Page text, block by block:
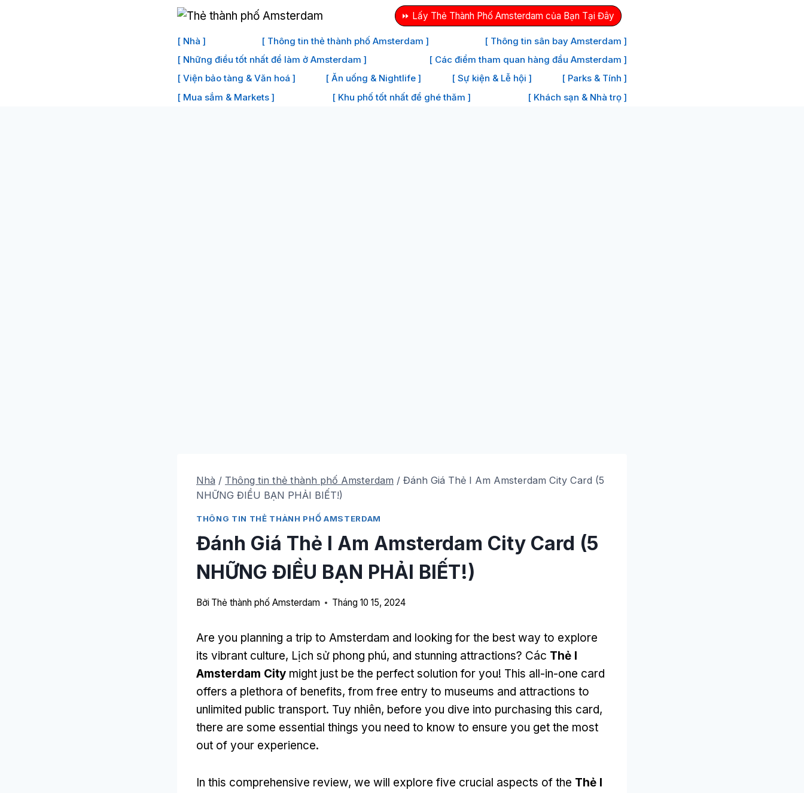
⏩ Lấy Thẻ Thành Phố Amsterdam của Bạn Tại Đây
[ Nhà ] [ Thông tin thẻ thành phố Amsterdam ]
[ Thông tin sân bay Amsterdam ]
[ Những điều tốt nhất để làm ở Amsterdam ]
[ Các điểm tham quan hàng đầu Amsterdam ]
[ Viện bảo tàng & Văn hoá ]
[ Ăn uống & Nightlife ] [ Sự kiện & Lễ hội ]
[ Parks & Tính ]
[ Mua sắm & Markets ]
[ Khu phố tốt nhất để ghé thăm ] [ Khách sạn & Nhà trọ ]
Nhà / Thông tin thẻ thành phố Amsterdam / Đánh Giá Thẻ I Am Amsterdam City Card (5
NHỮNG ĐIỀU BẠN PHẢI BIẾT!)
THÔNG TIN THẺ THÀNH PHỐ AMSTERDAM
Đánh Giá Thẻ I Am Amsterdam City Card (5
NHỮNG ĐIỀU BẠN PHẢI BIẾT!)
Bởi Thẻ thành phố Amsterdam Tháng 10 15, 2024
Are you planning a trip to Amsterdam and looking for the best way to explore
its vibrant culture, Lịch sử phong phú, and stunning attractions? Các Thẻ I
Amsterdam City might just be the perfect solution for you! This all-in-one card
offers a plethora of benefits, from free entry to museums and attractions to
unlimited public transport. Tuy nhiên, before you dive into purchasing this card,
there are some essential things you need to know to ensure you get the most
out of your experience.
In this comprehensive review, we will explore five crucial aspects of the Thẻ I